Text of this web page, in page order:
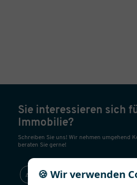
Sie interessieren sich
Immobilie?
Schreiben Sie uns! Wir nehmen umgehend
beraten Sie gerne!
🍪 Wir verwenden